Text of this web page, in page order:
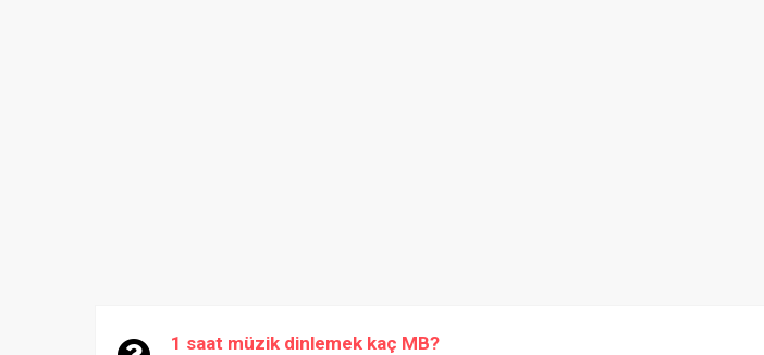
1 saat müzik dinlemek kaç MB?